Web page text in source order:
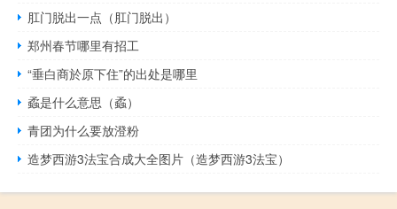
肛门脱出一点（肛门脱出）
郑州春节哪里有招工
“垂白商於原下住”的出处是哪里
蟊是什么意思（蟊）
青团为什么要放澄粉
造梦西游3法宝合成大全图片（造梦西游3法宝）